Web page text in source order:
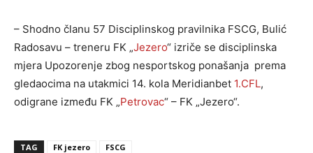
– Shodno članu 57 Disciplinskog pravilnika FSCG, Bulić
Radosavu – treneru FK „Jezero“ izriče se disciplinska
mjera Upozorenje zbog nesportskog ponašanja prema
gledaocima na utakmici 14. kola Meridianbet 1.CFL,
odigrane između FK „Petrovac“ – FK „Jezero“.
TAG FK jezero FSCG